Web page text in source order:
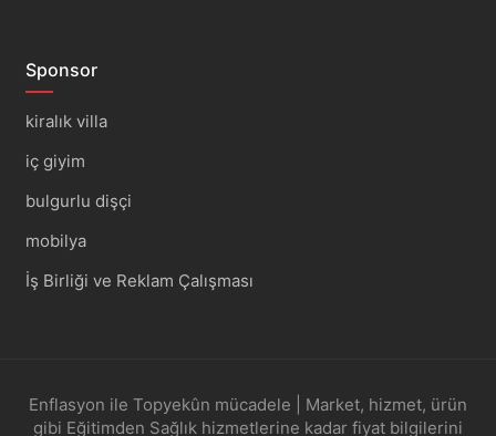
Sponsor
kiralık villa
iç giyim
bulgurlu dişçi
mobilya
İş Birliği ve Reklam Çalışması
Enflasyon ile Topyekûn mücadele | Market, hizmet, ürün
gibi Eğitimden Sağlık hizmetlerine kadar fiyat bilgilerini